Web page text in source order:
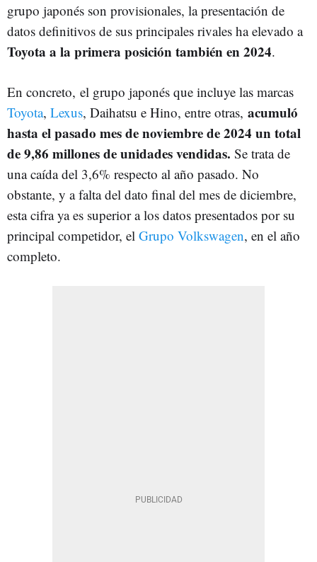
grupo japonés son provisionales, la presentación de
datos definitivos de sus principales rivales ha elevado a
Toyota a la primera posición también en 2024.
En concreto, el grupo japonés que incluye las marcas
Toyota, Lexus, Daihatsu e Hino, entre otras, acumuló
hasta el pasado mes de noviembre de 2024 un total
de 9,86 millones de unidades vendidas. Se trata de
una caída del 3,6% respecto al año pasado. No
obstante, y a falta del dato final del mes de diciembre,
esta cifra ya es superior a los datos presentados por su
principal competidor, el Grupo Volkswagen, en el año
completo.